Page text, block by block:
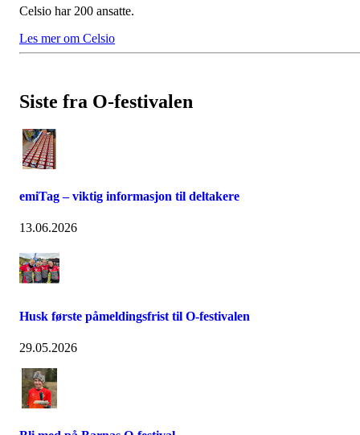
Celsio har 200 ansatte.
Les mer om Celsio
Siste fra O-festivalen
emiTag – viktig informasjon til deltakere
13.06.2026
Husk første påmeldingsfrist til O-festivalen
29.05.2026